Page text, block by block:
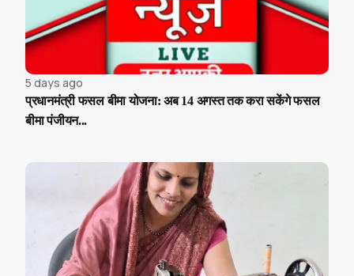
5 days ago
प्रधानमंत्री फसल बीमा योजना: अब 14 अगस्त तक करा सकेंगे फसल
बीमा पंजीयन...